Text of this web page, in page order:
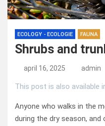
ECOLOGY - ECOLOGIE FAUNA
Shrubs and
april 16, 2025 admin
This post is also available
Anyone who walks in the
during the dry season,